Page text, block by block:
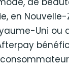
en
Uni ou